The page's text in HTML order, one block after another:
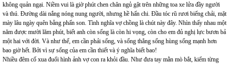
không quản ngại. Niềm vui là giờ phút chen chân ngủ gật trên những toa xe lửa đầy người
và thú. Đường dài nắng nóng nung người, nhưng hề hấn chi. Đầu tóc rũ rươi biếng chải, mặt
mày lâu ngày quên bẵng phấn son. Tình nghĩa vợ chồng là chút này đây. Nhìn thấy nhau một
năm được mười lăm phút, biết anh còn sống là còn hi vọng, còn cho em đủ nghị lực bươn bả
một hai với đời. Và như thế, em cần phải sống, và sống thẳng sống hùng sống mạnh hơn
bao giờ hết. Bởi vì sự sống của em cần thiết và ý nghĩa biết bao!
Nhiều đêm cố xua đuổi hình ảnh vợ con ra khỏi đầu. Như đưa tay mằn mò bắt, kiếm từng